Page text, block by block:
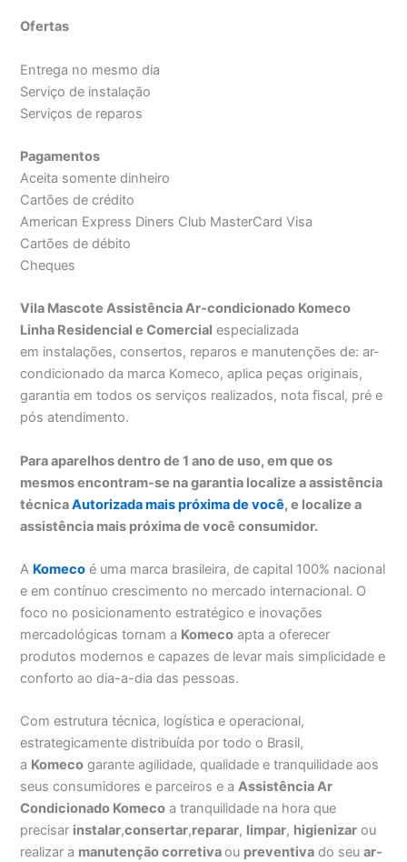
Ofertas
Entrega no mesmo dia
Serviço de instalação
Serviços de reparos
Pagamentos
Aceita somente dinheiro
Cartões de crédito
American Express Diners Club MasterCard Visa
Cartões de débito
Cheques
Vila Mascote Assistência Ar-condicionado Komeco
Linha Residencial e Comercial especializada
em instalações, consertos, reparos e manutenções de: ar-
condicionado da marca Komeco, aplica peças originais,
garantia em todos os serviços realizados, nota fiscal, pré e
pós atendimento.
Para aparelhos dentro de 1 ano de uso, em que os
mesmos encontram-se na garantia localize a assistência
técnicaAutorizada mais próxima de você, e localize a
assistência mais próxima de você consumidor.
A Komeco é uma marca brasileira, de capital 100% nacional
e em contínuo crescimento no mercado internacional. O
foco no posicionamento estratégico e inovações
mercadológicas tornam a Komeco apta a oferecer
produtos modernos e capazes de levar mais simplicidade e
conforto ao dia-a-dia das pessoas.
Com estrutura técnica, logística e operacional,
estrategicamente distribuída por todo o Brasil,
a Komeco garante agilidade, qualidade e tranquilidade aos
seus consumidores e parceiros e aAssistência Ar
Condicionado Komeco a tranquilidade na hora que
precisar instalar,consertar,reparar, limpar, higienizar ou
realizar a manutenção corretivaou preventiva do seuar-